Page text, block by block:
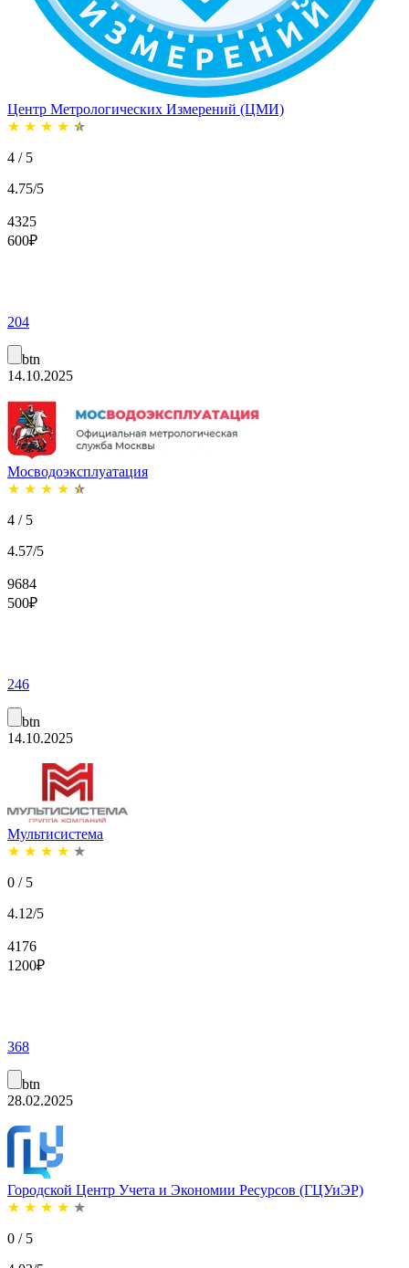
Центр Метрологических Измерений (ЦМИ)
★ ★ ★ ★ ★
4 / 5
4.75/5
4325
600₽
204
btn
14.10.2025
Мосводоэксплуатация
★ ★ ★ ★ ★
4 / 5
4.57/5
9684
500₽
246
btn
14.10.2025
Мультисистема
★ ★ ★ ★ ★
0 / 5
4.12/5
4176
1200₽
368
btn
28.02.2025
Городской Центр Учета и Экономии Ресурсов (ГЦУиЭР)
★ ★ ★ ★ ★
0 / 5